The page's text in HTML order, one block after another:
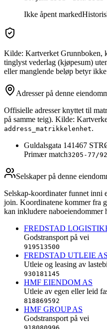
Ikke åpent marked
Kilde: Kartverket Grunnboken,
tinglyst vederlag (kjøpesum)
eller manglende beløp betyr
Adresser på denne
Offisielle adresser knyttet til
på samme teig). Kilde:
address_matrikkelenhet.
Guldalsgata 141467
Primær match3205-77/
Selskaper på denne
Selskap-koordinater funnet inni
join. Koordinatene kommer fra
kan inkludere naboeiendommer
FREDSTAD
Godstransport på vei
919513500
FREDSTAD UTLEIE AS
Utleie og leasing av
930181145
HMF EIENDOM AS
Utleie av egen eller leid
818869592
HMF GROUP AS
Godstransport på vei